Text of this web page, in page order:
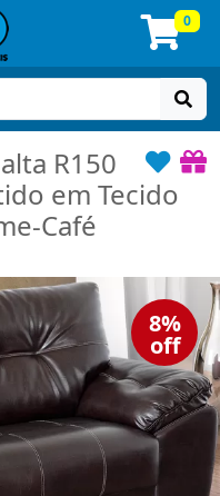
0
R150
em Tecido
Café
8%
off